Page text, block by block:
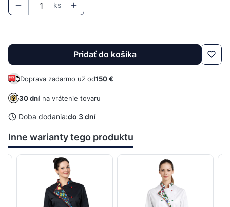
ks
Pridať do košíka
Doprava zadarmo už od150 €
30 dní na vrátenie tovaru
Doba dodania:do 3 dní
Inne warianty tego produktu